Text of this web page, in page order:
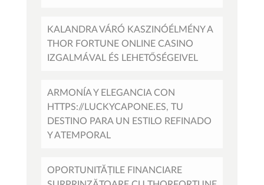
KALANDRA VÁRÓ KASZINÓÉLMÉNY A
THOR FORTUNE ONLINE CASINO
IZGALMÁVAL ÉS LEHETŐSÉGEIVEL
ARMONÍA Y ELEGANCIA CON
HTTPS://LUCKYCAPONE.ES, TU
DESTINO PARA UN ESTILO REFINADO
Y ATEMPORAL
OPORTUNITĂȚILE FINANCIARE